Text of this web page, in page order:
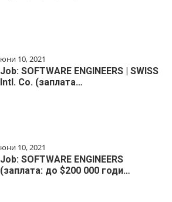
юни 10, 2021
Job: SOFTWARE ENGINEERS | SWISS
Intl. Co. (заплата…
юни 10, 2021
Job: SOFTWARE ENGINEERS
(заплата: до $200 000 годи…